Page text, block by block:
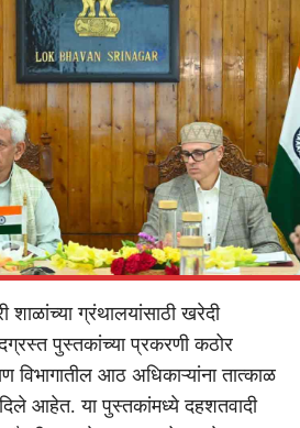
शाळांच्या ग्रंथालयांसाठी खरेदी
पुस्तकांच्या प्रकरणी कठोर
विभागातील आठ अधिकाऱ्यांना तात्काळ
आहेत. या पुस्तकांमध्ये दहशतवादी